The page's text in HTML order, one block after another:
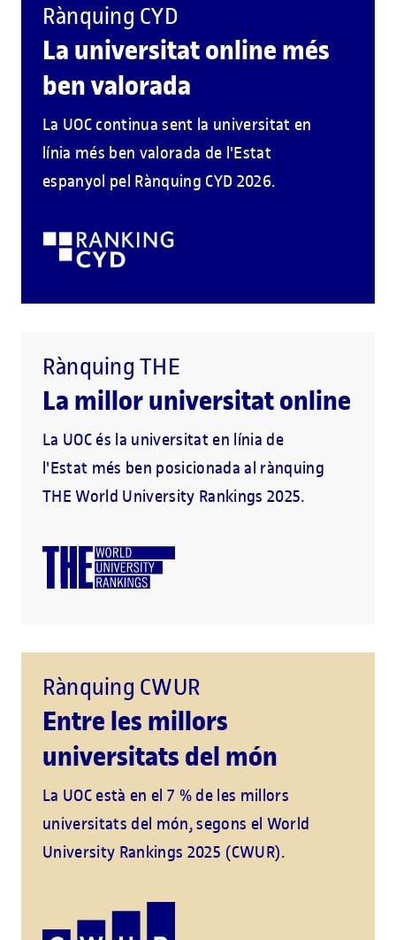
Rànquing CYD
La universitat online més
ben valorada
La UOC continua sent la universitat en
línia més ben valorada de l'Estat
espanyol pel Rànquing CYD 2026.
Rànquing THE
La millor universitat online
La UOC és la universitat en línia de
l'Estat més ben posicionada al rànquing
THE World University Rankings 2025.
Rànquing CWUR
Entre les millors
universitats del món
La UOC està en el 7 % de les millors
universitats del món, segons el World
University Rankings 2025 (CWUR).